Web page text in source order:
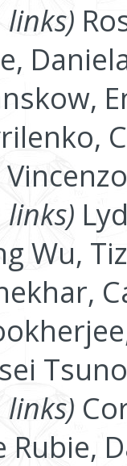
links)
links)
Wu,
links)
Rubie,